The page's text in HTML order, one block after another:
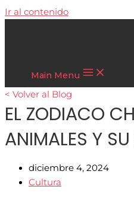
Ir al contenido
Main Menu
< Volver al Blog
EL ZODIACO
ANIMALES Y
diciembre 4, 2024
Cultura